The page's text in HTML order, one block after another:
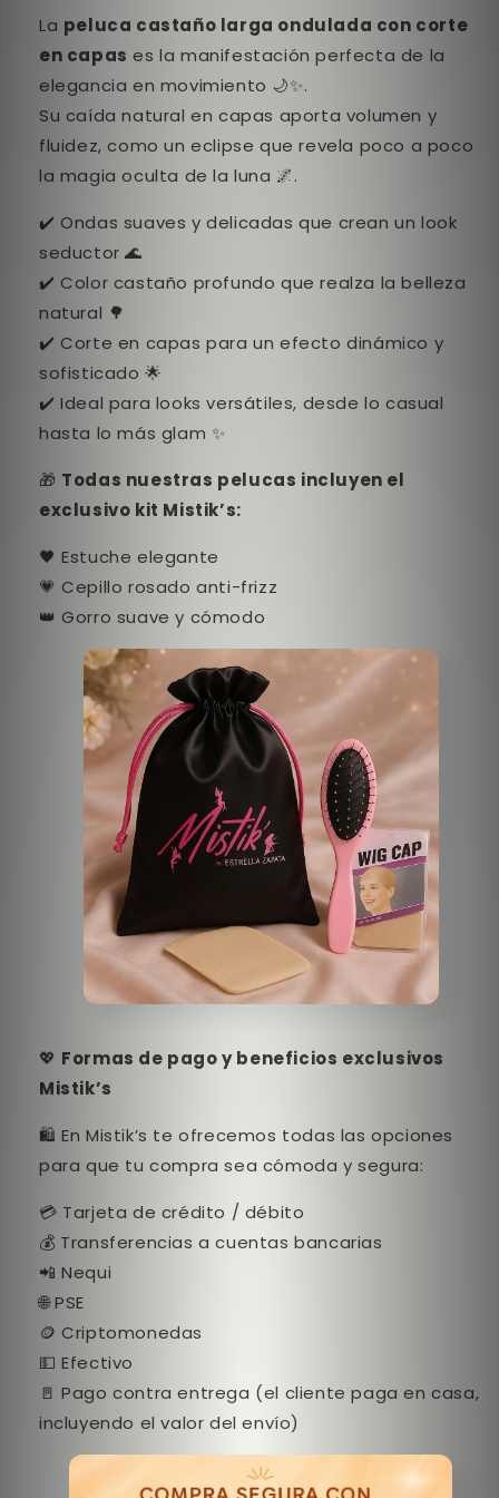
La peluca castaño larga ondulada con corte
en capas es la manifestación perfecta de la
elegancia en movimiento 🌙✨.
Su caída natural en capas aporta volumen y
fluidez, como un eclipse que revela poco a poco
la magia oculta de la luna 🌌.
✔️ Ondas suaves y delicadas que crean un look
seductor 🌊
✔️ Color castaño profundo que realza la belleza
natural 🌳
✔️ Corte en capas para un efecto dinámico y
sofisticado 🌟
✔️ Ideal para looks versátiles, desde lo casual
hasta lo más glam ✨
🎁 Todas nuestras pelucas incluyen el
exclusivo kit Mistik’s:
🖤 Estuche elegante
💗 Cepillo rosado anti-frizz
👑 Gorro suave y cómodo
💖 Formas de pago y beneficios exclusivos
Mistik’s
🛍️ En Mistik’s te ofrecemos todas las opciones
para que tu compra sea cómoda y segura:
💳 Tarjeta de crédito / débito
💰 Transferencias a cuentas bancarias
📲 Nequi
🌐 PSE
🪙 Criptomonedas
💵 Efectivo
🚪 Pago contra entrega (el cliente paga en casa,
incluyendo el valor del envío)